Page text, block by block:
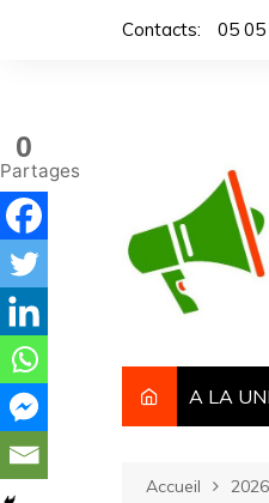
Contacts: 05
A LA
Accueil 2026
0
Partages